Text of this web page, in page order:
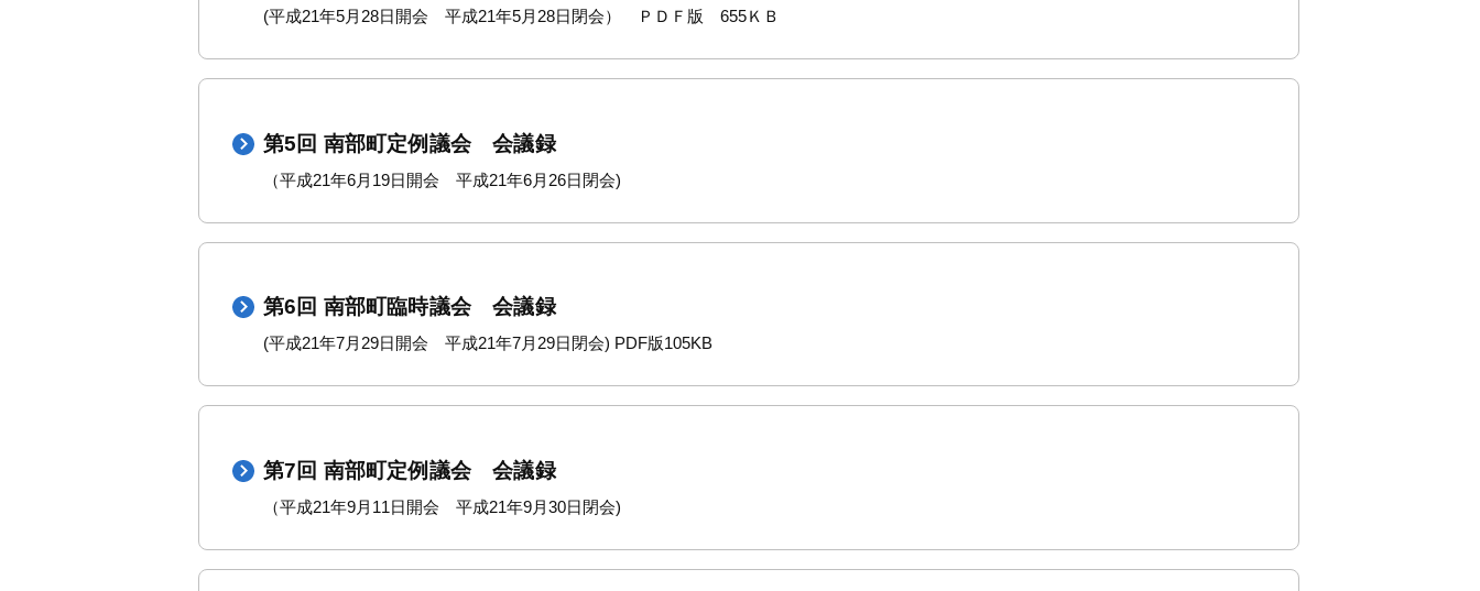
(平成21年5月28日開会 平成21年5月28日閉会） ＰＤＦ版 655ＫＢ
第5回 南部町定例議会 会議録
（平成21年6月19日開会 平成21年6月26日閉会)
第6回 南部町臨時議会 会議録
(平成21年7月29日開会 平成21年7月29日閉会) PDF版105KB
第7回 南部町定例議会 会議録
（平成21年9月11日開会 平成21年9月30日閉会)